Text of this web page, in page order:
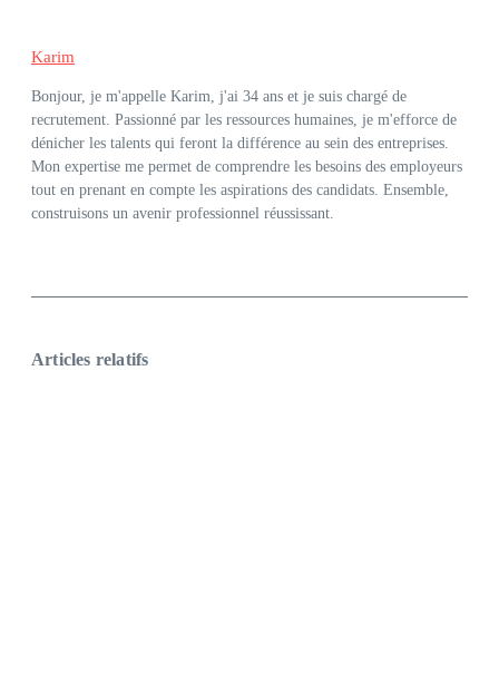
Karim
Bonjour, je m'appelle Karim, j'ai 34 ans et je suis chargé de
recrutement. Passionné par les ressources humaines, je m'efforce de
dénicher les talents qui feront la différence au sein des entreprises.
Mon expertise me permet de comprendre les besoins des employeurs
tout en prenant en compte les aspirations des candidats. Ensemble,
construisons un avenir professionnel réussissant.
Articles relatifs